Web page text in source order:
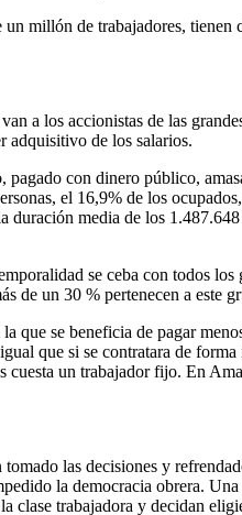
millón de trabajadores, tienen
a los accionistas de las
adquisitivo de los salarios.
con dinero público,
el 16,9% de los
duración media de los
se ceba con todos los
de un 30 % pertenecen a este
que se beneficia de pagar
que si se contratara de
cuesta un trabajador fijo. En
las decisiones y
la democracia obrera. Una
clase trabajadora y decidan